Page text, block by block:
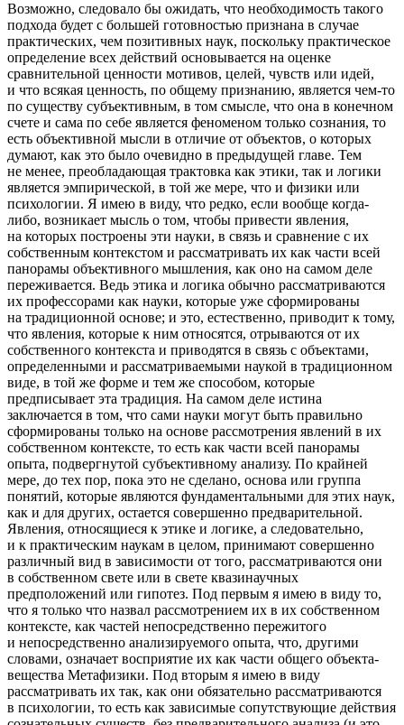
Возможно, следовало бы ожидать, что необходимость такого
подхода будет с большей готовностью признана в случае
практических, чем позитивных наук, поскольку практическое
определение всех действий основывается на оценке
сравнительной ценности мотивов, целей, чувств или идей,
и что всякая ценность, по общему признанию, является чем-то
по существу субъективным, в том смысле, что она в конечном
счете и сама по себе является феноменом только сознания, то
есть объективной мысли в отличие от объектов, о которых
думают, как это было очевидно в предыдущей главе. Тем
не менее, преобладающая трактовка как этики, так и логики
является эмпирической, в той же мере, что и физики или
психологии. Я имею в виду, что редко, если вообще когда-
либо, возникает мысль о том, чтобы привести явления,
на которых построены эти науки, в связь и сравнение с их
собственным контекстом и рассматривать их как части всей
панорамы объективного мышления, как оно на самом деле
переживается. Ведь этика и логика обычно рассматриваются
их профессорами как науки, которые уже сформированы
на традиционной основе; и это, естественно, приводит к тому,
что явления, которые к ним относятся, отрываются от их
собственного контекста и приводятся в связь с объектами,
определенными и рассматриваемыми наукой в традиционном
виде, в той же форме и тем же способом, которые
предписывает эта традиция. На самом деле истина
заключается в том, что сами науки могут быть правильно
сформированы только на основе рассмотрения явлений в их
собственном контексте, то есть как части всей панорамы
опыта, подвергнутой субъективному анализу. По крайней
мере, до тех пор, пока это не сделано, основа или группа
понятий, которые являются фундаментальными для этих наук,
как и для других, остается совершенно предварительной.
Явления, относящиеся к этике и логике, а следовательно,
и к практическим наукам в целом, принимают совершенно
различный вид в зависимости от того, рассматриваются они
в собственном свете или в свете квазинаучных
предположений или гипотез. Под первым я имею в виду то,
что я только что назвал рассмотрением их в их собственном
контексте, как частей непосредственно пережитого
и непосредственно анализируемого опыта, что, другими
словами, означает восприятие их как части общего объекта-
вещества Метафизики. Под вторым я имею в виду
рассматривать их так, как они обязательно рассматриваются
в психологии, то есть как зависимые сопутствующие действия